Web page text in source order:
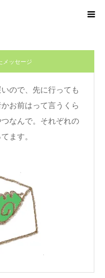
メッセージ
ので、先に行っても
お前はって言うくら
なんで。それぞれの
ます。